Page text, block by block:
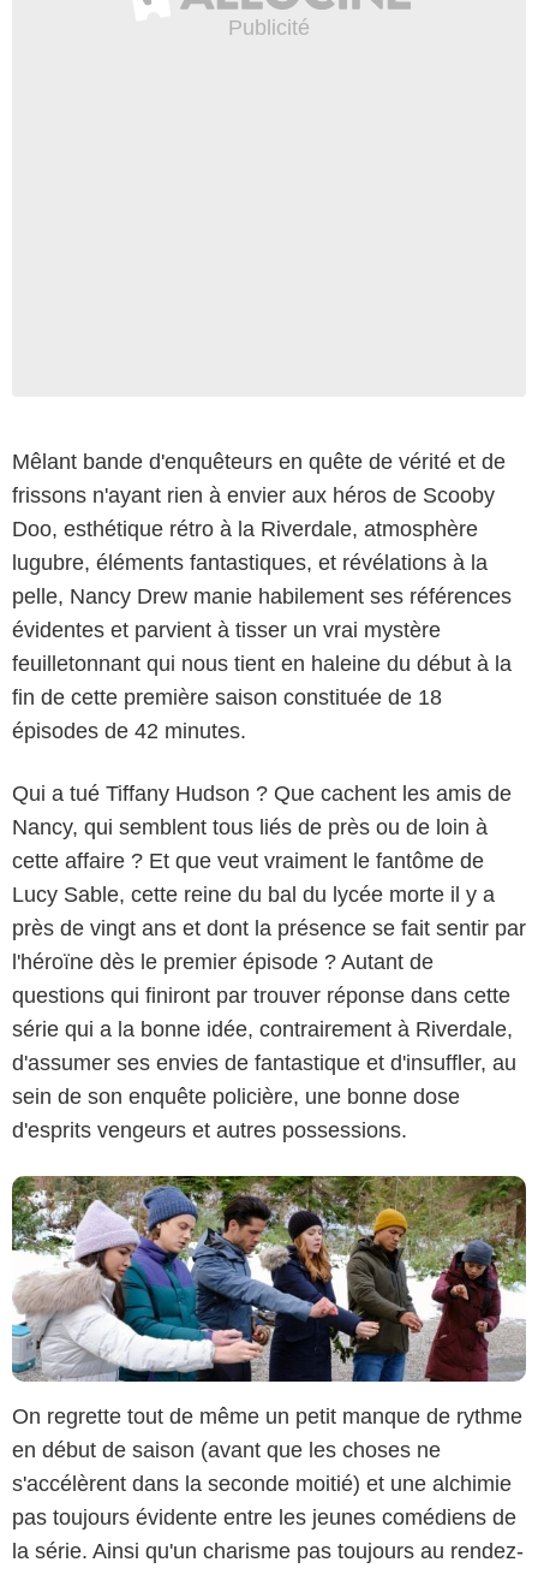
Mêlant bande d'enquêteurs en quête de vérité et de
frissons n'ayant rien à envier aux héros de Scooby
Doo, esthétique rétro à la Riverdale, atmosphère
lugubre, éléments fantastiques, et révélations à la
pelle, Nancy Drew manie habilement ses références
évidentes et parvient à tisser un vrai mystère
feuilletonnant qui nous tient en haleine du début à la
fin de cette première saison constituée de 18
épisodes de 42 minutes.
Qui a tué Tiffany Hudson ? Que cachent les amis de
Nancy, qui semblent tous liés de près ou de loin à
cette affaire ? Et que veut vraiment le fantôme de
Lucy Sable, cette reine du bal du lycée morte il y a
près de vingt ans et dont la présence se fait sentir par
l'héroïne dès le premier épisode ? Autant de
questions qui finiront par trouver réponse dans cette
série qui a la bonne idée, contrairement à Riverdale,
d'assumer ses envies de fantastique et d'insuffler, au
sein de son enquête policière, une bonne dose
d'esprits vengeurs et autres possessions.
On regrette tout de même un petit manque de rythme
en début de saison (avant que les choses ne
s'accélèrent dans la seconde moitié) et une alchimie
pas toujours évidente entre les jeunes comédiens de
la série. Ainsi qu'un charisme pas toujours au rendez-